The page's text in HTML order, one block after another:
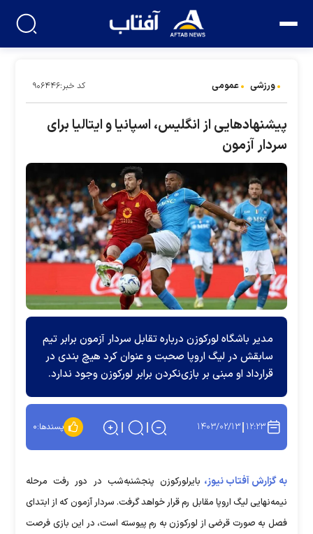
ورزشی عمومی کد خبر:۹۰۶۴۴۶
پیشنهاد‌هایی از انگلیس، اسپانیا و ایتالیا برای
سردار آزمون
مدیر باشگاه لورکوزن درباره تقابل سردار آزمون برابر تیم
سابقش در لیگ اروپا صحبت و عنوان کرد هیچ بندی در
قرارداد او مبنی بر بازی‌نکردن برابر لورکوزن وجود ندارد.
۱۲:۲۳ ۱۴۰۳/۰۲/۱۳ پسندها:۰
به گزارش آفتاب نیوز، بایرلورکوزن پنجشنبه‌شب در دور رفت مرحله
نیمه‌نهایی لیگ اروپا مقابل رم قرار خواهد گرفت. سردار آزمون که از ابتدای
فصل به صورت قرضی از لورکوزن به رم پیوسته است، در این بازی فرصت